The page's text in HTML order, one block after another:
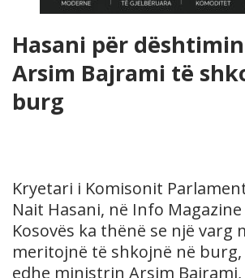
Hasani për dështimin
Arsim Bajrami të
burg
Kryetari i Komisonit
Nait Hasani, në Info Magazine
Kosovës ka thënë se një varg
meritojnë të shkojnë në
edhe ministrin Arsim